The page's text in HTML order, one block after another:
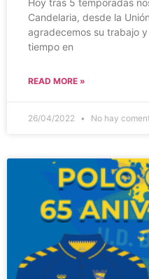
Hoy tras 5 temporadas
Candelaria, desde la
agradecemos su trabajo
tiempo en
READ MORE »
26/04/2022 No hay